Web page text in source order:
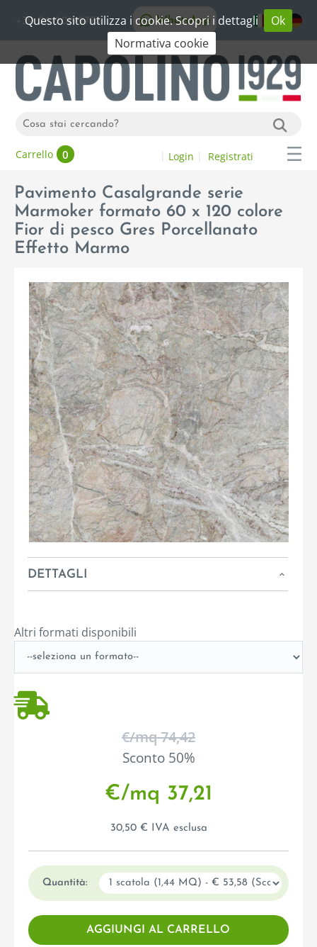
Questo sito utilizza i cookie. Scopri i dettagli
Ok
Normativa cookie
+39 06 20192773 WhatsApp
Carrello 0 Login Registrati
Pavimento Casalgrande serie
Marmoker formato 60 x 120 colore
Fior di pesco Gres Porcellanato
Effetto Marmo
DETTAGLI
Altri formati disponibili
€/mq 74,42
Sconto 50%
€/mq 37,21
30,50 € IVA esclusa
Quantità: